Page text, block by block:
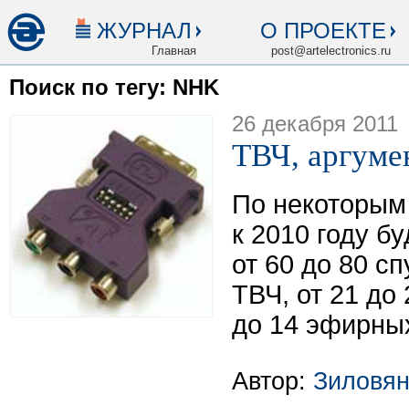
ЖУРНАЛ
Главная
О ПРОЕКТЕ
post@artelectronics.ru
Поиск по тегу: NHK
26 декабря 2011
ТВЧ,
По
к 2010 году
от 60 до 80
ТВЧ, от 21 до
до 14
Автор: